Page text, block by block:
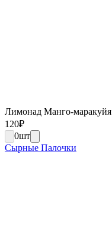
Лимонад Манго-маракуйя
120₽
0шт
Сырные Палочки